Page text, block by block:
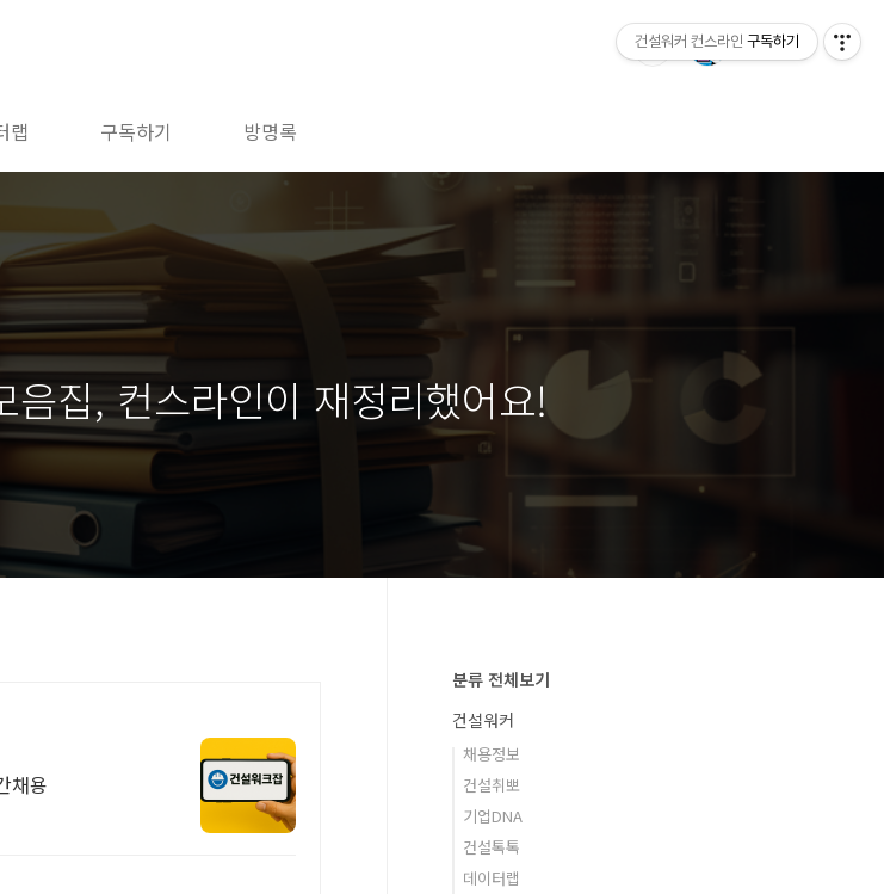
랩 구독하기 방명록
집, 컨스라인이 재정리했어요!
채용
분류 전체보기
건설워커
채용정보
건설취뽀
기업DNA
건설톡톡
데이터랩
건설워커 컨스라인 구독하기